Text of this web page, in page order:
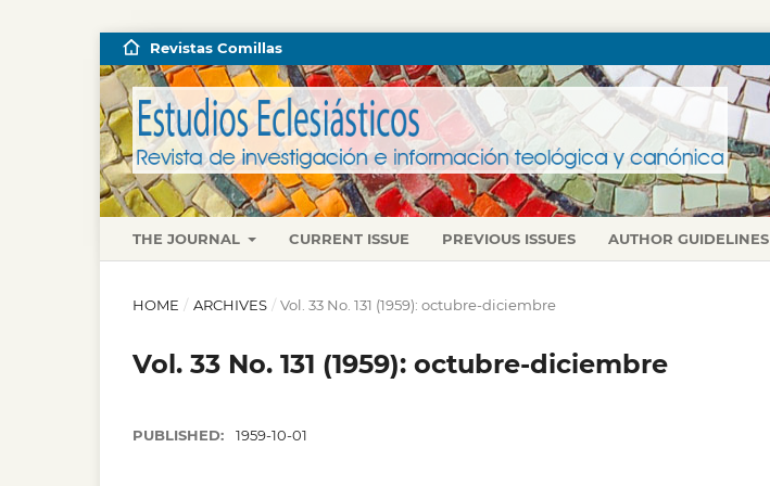
THE JOURNAL CURRENT ISSUE PREVIOUS ISSUES AUTHOR GUIDELINES
Revistas Comillas
HOME / ARCHIVES / Vol. 33 No. 131 (1959): octubre-diciembre
Vol. 33 No. 131 (1959): octubre-diciembre
PUBLISHED: 1959-10-01